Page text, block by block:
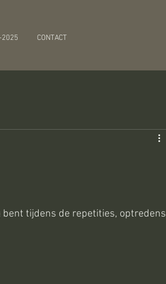
2025 CONTACT
bent tijdens de repetities, optredens